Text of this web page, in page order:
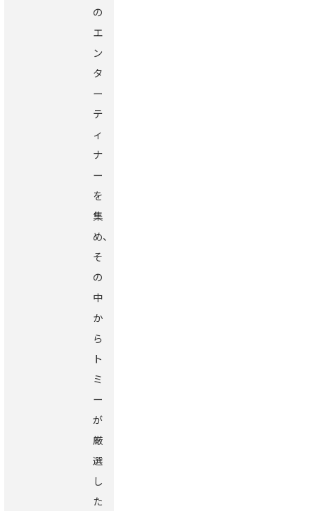
の
エ
ン
タ
ー
テ
ィ
ナ
ー
を
集
め、
そ
の
中
か
ら
ト
ミ
ー
が
厳
選
し
た